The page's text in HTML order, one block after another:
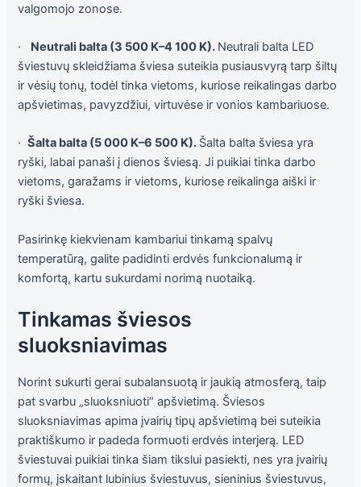
valgomojo zonose.
· Neutrali balta (3 500 K–4 100 K). Neutrali balta LED
šviestuvų skleidžiama šviesa suteikia pusiausvyrą tarp šiltų
ir vėsių tonų, todėl tinka vietoms, kuriose reikalingas darbo
apšvietimas, pavyzdžiui, virtuvėse ir vonios kambariuose.
·Šalta balta (5 000 K–6 500 K). Šalta balta šviesa yra
ryški, labai panaši į dienos šviesą. Ji puikiai tinka darbo
vietoms, garažams ir vietoms, kuriose reikalinga aiški ir
ryški šviesa.
Pasirinkę kiekvienam kambariui tinkamą spalvų
temperatūrą, galite padidinti erdvės funkcionalumą ir
komfortą, kartu sukurdami norimą nuotaiką.
Tinkamas šviesos
sluoksniavimas
Norint sukurti gerai subalansuotą ir jaukią atmosferą, taip
pat svarbu „sluoksniuoti“ apšvietimą. Šviesos
sluoksniavimas apima įvairių tipų apšvietimą bei suteikia
praktiškumo ir padeda formuoti erdvės interjerą. LED
šviestuvai puikiai tinka šiam tikslui pasiekti, nes yra įvairių
formų, įskaitant lubinius šviestuvus, sieninius šviestuvus,